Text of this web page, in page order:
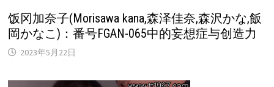
饭冈加奈子(Morisawa kana,森泽佳奈,森沢かな,飯
岡かなこ)：番号FGAN-065中的妄想症与创造力
2023年5月22日